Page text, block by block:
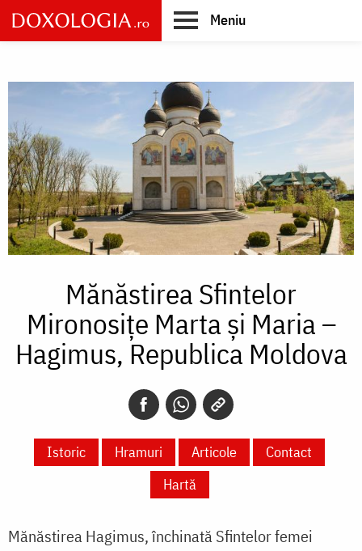
Skip
to
main
Meniu
Mănăstirea Sfintelor
Mironosițe Marta și Maria –
Hagimus, Republica Moldova
Istoric Hramuri Articole
Contact
Hartă
Mănăstirea Hagimus, închinată Sfintelor femei